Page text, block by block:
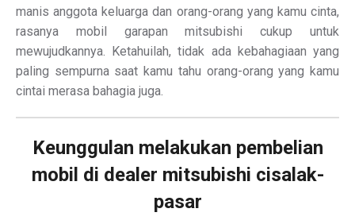
manis anggota keluarga dan orang-orang yang kamu cinta,
rasanya mobil garapan mitsubishi cukup untuk
mewujudkannya. Ketahuilah, tidak ada kebahagiaan yang
paling sempurna saat kamu tahu orang-orang yang kamu
cintai merasa bahagia juga.
Keunggulan melakukan pembelian
mobil di dealer mitsubishi cisalak-
pasar